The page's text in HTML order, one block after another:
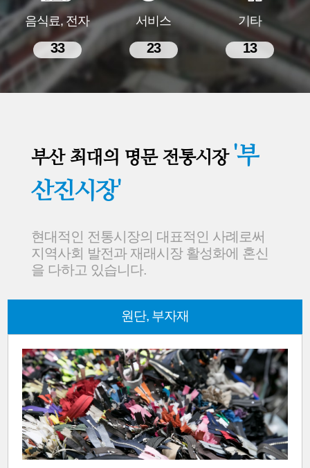
음식료, 전자
33
서비스
23
기타
13
부산 최대의 명문 전통시장 '부
산진시장'
현대적인 전통시장의 대표적인 사례로써
지역사회 발전과 재래시장 활성화에 혼신
을 다하고 있습니다.
원단, 부자재